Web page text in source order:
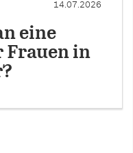
14.07.2026
eine
Frauen in